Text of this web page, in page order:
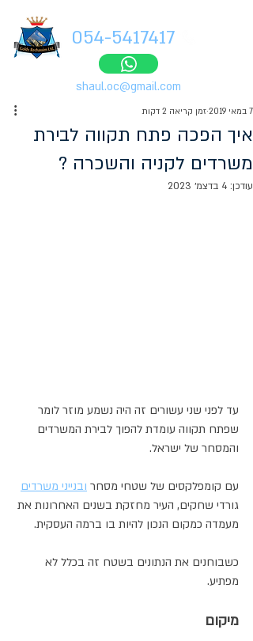
054-5417417
shaul.oc@gmail.com
איך הפכה פתח תקווה לבירת
משרדים לקניה והשכרה ?
7 במאי 2019 זמן קריאה 2 דקות
עודכן: 4 בדצמ׳ 2023
עד לפני שני עשורים זה היה נשמע מוזר לומר
שפתח תקווה עומדת להפוך לבירת המשרדים
והמסחר של ישראל.
עם קומפלקסים של שטחי מסחר ובנייני משרדים
גורדי שחקים, העיר מחזקת בשנים האחרונות את
מעמדה כמקום הנכון להיות בו ברמה העסקית.
כשבוחנים את הנתונים בשטח זה בכלל לא
מפתיע.
מיקום